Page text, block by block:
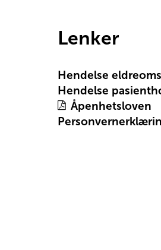
Lenker
Hendelse
Hendelse
Åpenhetsloven